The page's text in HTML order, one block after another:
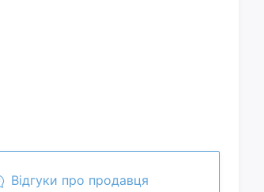
Відгуки про продавця